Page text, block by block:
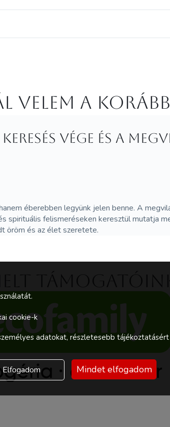
a korábbi
keresés vége és a
éberebben legyünk jelen benne. A
spirituális felismeréseken keresztül mutatja
öröm és az élet szeretete.
cookie-k
adatokat, részletesebb
Elfogadom Mindet elfogadom